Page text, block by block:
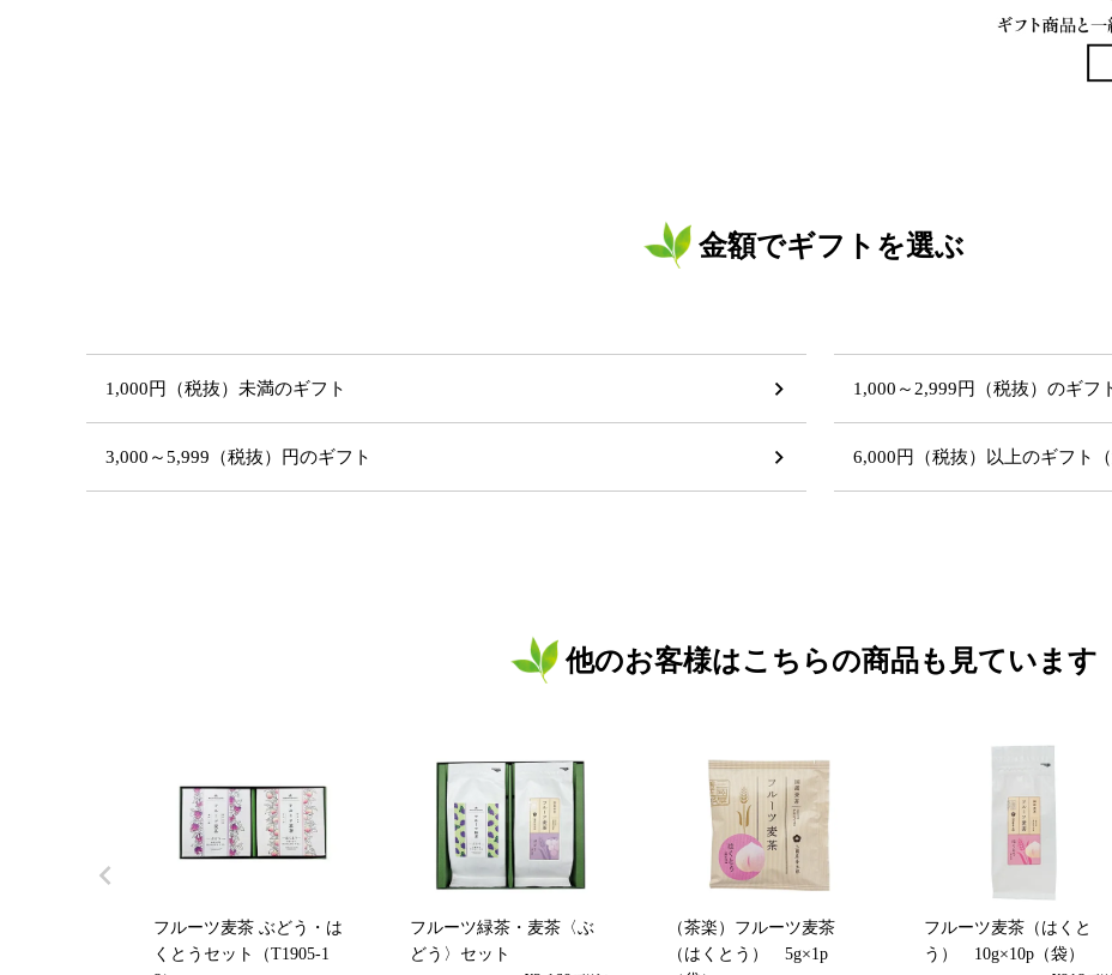
金額でギフトを選ぶ
1,000円（税抜）未満のギフト 1,000～2,999円（税抜）のギフ
3,000～5,999（税抜）円のギフト 6,000円（税抜）以上のギフト（
他のお客様はこちらの商品も見ています
フルーツ麦茶 ぶどう・は
くとうセット（T1905-1
フルーツ緑茶・麦茶〈ぶ
どう〉セット
（茶楽）フルーツ麦茶
（はくとう） 5g×1p
フルーツ麦茶（はくと
う） 10g×10p（袋）